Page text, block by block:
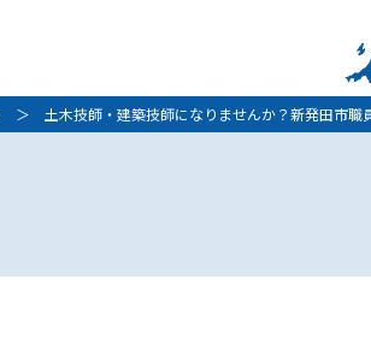
＞ 土木技師・建築技師になりませんか？新発田市職